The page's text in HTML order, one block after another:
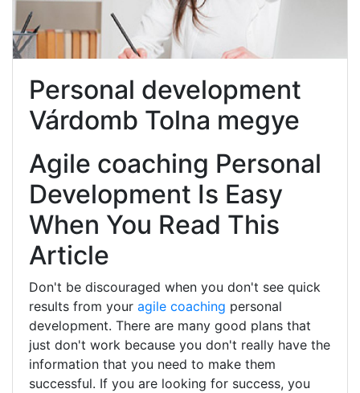
Personal development
Várdomb Tolna megye
Agile coaching Personal
Development Is Easy
When You Read This
Article
Don't be discouraged when you don't see quick
results from your agile coaching personal
development. There are many good plans that
just don't work because you don't really have the
information that you need to make them
successful. If you are looking for success, you